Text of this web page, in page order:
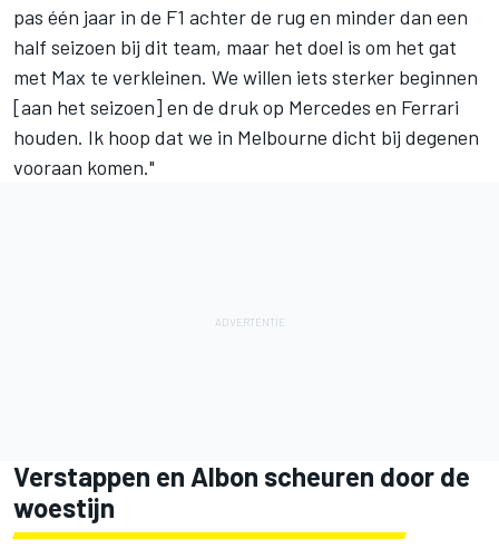
pas één jaar in de F1 achter de rug en minder dan een
half seizoen bij dit team, maar het doel is om het gat
met Max te verkleinen. We willen iets sterker beginnen
[aan het seizoen] en de druk op Mercedes en Ferrari
houden. Ik hoop dat we in Melbourne dicht bij degenen
vooraan komen."
Verstappen en Albon scheuren door de
woestijn